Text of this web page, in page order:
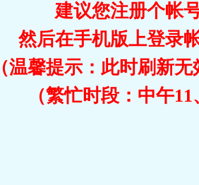
建议您注册个帐
然后在手机版上登录
（温馨提示：此时刷新
（繁忙时段：中午